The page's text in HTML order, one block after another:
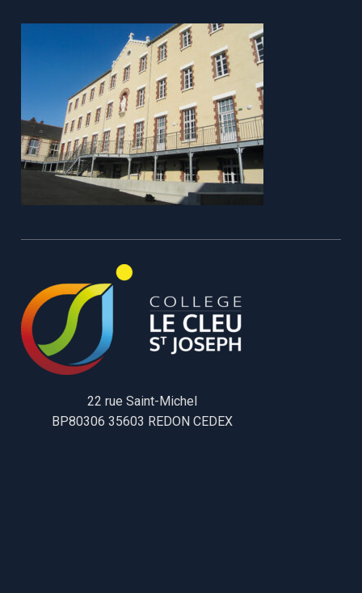
22 rue Saint-Michel
BP80306 35603 REDON CEDEX